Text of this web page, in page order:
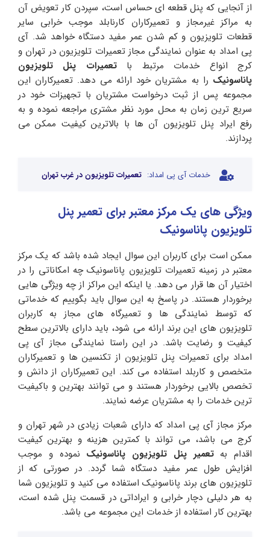
از آنجایی که پنل قطعه ای حساس است، سپردن کار تعویض آن
به مراکز غیرمجاز و تعمیرکاران کارنابلد موجب خرابی سایر
قطعات تلویزیون و کم شدن عمر مفید دستگاه خواهد شد. آی
پی امداد به عنوان نمایندگی مجاز تعمیرات تلویزیون در تهران و
کرج انواع خدمات مرتبط با تعمیرات پنل تلویزیون
پاناسونیک را به مشتریان خود ارائه می دهد. تعمیرکاران این
مجموعه پس از ثبت درخواست مشتریان با تجهیزات خود در
سریع ترین زمان به محل مورد نظر مشتری مراجعه نموده و به
رفع ایراد پنل تلویزیون آن ها با بالاترین کیفیت ممکن می
پردازند.
خدمات آی پی امداد: تعمیرات تلویزیون در غرب تهران
ویژگی های یک مرکز معتبر برای تعمیر پنل
تلویزیون پاناسونیک
ممکن است برای کاربران این سوال ایجاد شده باشد که یک مرکز
معتبر در زمینه تعمیرات تلویزیون پاناسونیک چه امکاناتی را در
اختیار آن ها قرار می دهد. یا اینکه این مراکز از چه ویژگی هایی
برخوردار هستند. در پاسخ به این سوال باید بگوییم که خدماتی
که توسط نمایندگی ها و تعمیرگاه های مجاز به کاربران
تلویزیون های این برند ارائه می شود، باید دارای بالاترین سطح
کیفیت و رضایت باشد. در این راستا نمایندگی مجاز آی پی
امداد برای تعمیرات پنل تلویزیون از تکنسین ها و تعمیرکاران
متخصص و کاربلد استفاده می کند. این تعمیرکاران از دانش و
تخصص بالایی برخوردار هستند و می توانند بهترین و باکیفیت
ترین خدمات را به مشتریان عرضه نمایند.
مرکز مجاز آی پی امداد که دارای شعبات زیادی در شهر تهران و
کرج می باشد، می تواند با کمترین هزینه و بهترین کیفیت
اقدام بهتعمیر پنل تلویزیون پاناسونیک نموده و موجب
افزایش طول عمر مفید دستگاه شما گردد. در صورتی که از
تلویزیون های برند پاناسونیک استفاده می کنید و تلویزیون شما
به هر دلیلی دچار خرابی و ایراداتی در قسمت پنل شده است،
بهترین کار استفاده از خدمات این مجموعه می باشد.